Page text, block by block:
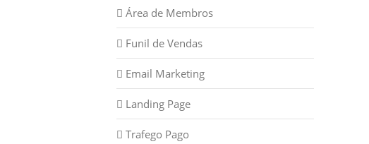
Área de Membros
Funil de Vendas
Email Marketing
Landing Page
Trafego Pago